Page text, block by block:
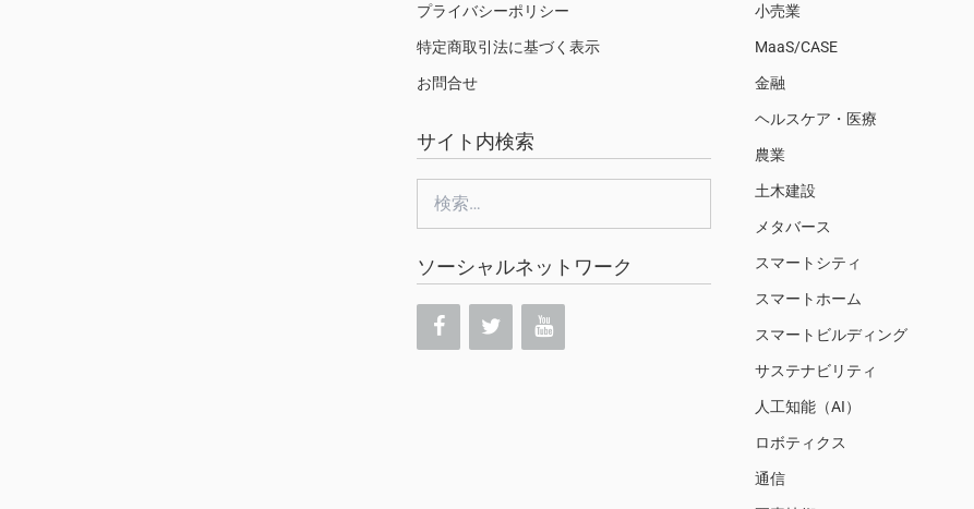
プライバシーポリシー
特定商取引法に基づく表示
お問合せ
サイト内検索
索:
ソーシャルネットワーク
小売業
MaaS/CASE
金融
ヘルスケア・医療
農業
土木建設
メタバース
スマートシティ
スマートホーム
スマートビルディング
サステナビリティ
人工知能（AI）
ロボティクス
通信